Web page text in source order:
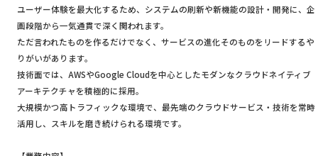
ユーザー体験を最大化するため、システムの刷新や新機能の設計・開発に、企
画段階から一気通貫で深く関われます。
ただ言われたものを作るだけでなく、サービスの進化そのものをリードするや
りがいがあります。
技術面では、AWSやGoogle Cloudを中心としたモダンなクラウドネイティブ
アーキテクチャを積極的に採用。
大規模かつ高トラフィックな環境で、最先端のクラウドサービス・技術を常時
活用し、スキルを磨き続けられる環境です。